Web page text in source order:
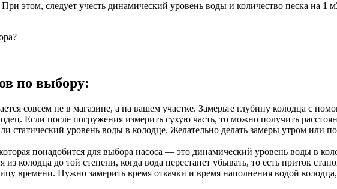
этом, следует учесть динамический уровень воды и количество песка на 1
по выбору:
совсем не в магазине, а на вашем участке. Замерьте глубину колодца с
Если после погружения измерить сухую часть, то можно получить
уровень воды в колодце. Желательно делать замеры утром или
понадобится для выбора насоса — это динамический уровень воды в
колодца до той степени, когда вода перестанет убывать, то есть приток
времени. Нужно замерить время откачки и время наполнения водой колодца,